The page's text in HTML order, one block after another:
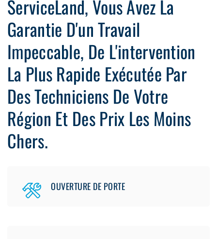
ServiceLand, Vous Avez La
Garantie D'un Travail
Impeccable, De L'intervention
La Plus Rapide Exécutée Par
Des Techniciens De Votre
Région Et Des Prix Les Moins
Chers.
OUVERTURE DE PORTE